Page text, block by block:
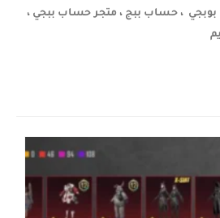
، حساب ببج ، متجر حساب ببجي ،